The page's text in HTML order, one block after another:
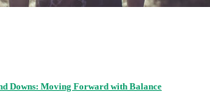
Downs: Moving Forward with Balance